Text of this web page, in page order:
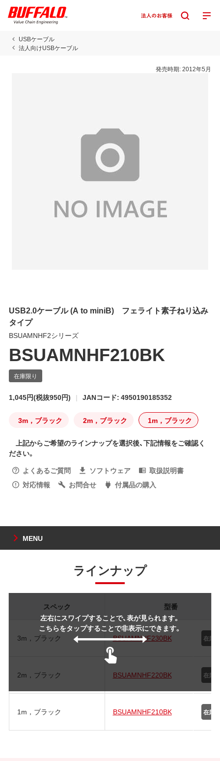
USBケーブル
法人向けUSBケーブル
発売時期:2012年5月
USB2.0ケーブル (A to miniB) フェライト素子ねり込み
タイプ
BSUAMNHF2シリーズ
BSUAMNHF210BK
1,045円(税抜950円) JANコード: 4950190185352
3m，ブラック 2m，ブラック 1m，ブラック
上記からご希望のラインナップを選択後、下記情報をご確認く
ださい。
よくあるご質問
ソフトウェア
取扱説明書
対応情報
お問合せ 付属品の購入
MENU
ラインナップ
左右にスワイプすることで、表が見られます。
こちらをタップすることで非表示にできます。
スペック 型番
3m，ブラック BSUAMNHF230BK
2m，ブラック BSUAMNHF220BK
1m，ブラック BSUAMNHF210BK